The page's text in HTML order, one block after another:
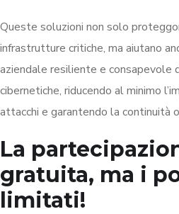
Queste soluzioni non solo
infrastrutture critiche, ma aiutano
aziendale resiliente e consapevole
cibernetiche, riducendo al minimo
attacchi e garantendo la continuità
La
gratuita, ma i
limitati!